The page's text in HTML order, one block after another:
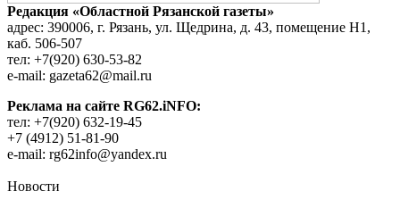
Редакция «Областной Рязанской газеты»
адрес: 390006, г. Рязань, ул. Щедрина, д. 43, помещение Н1,
каб. 506-507
тел: +7(920) 630-53-82
e-mail: gazeta62@mail.ru
Реклама на сайте RG62.iNFO:
тел: +7(920) 632-19-45
+7 (4912) 51-81-90
e-mail: rg62info@yandex.ru
Новости